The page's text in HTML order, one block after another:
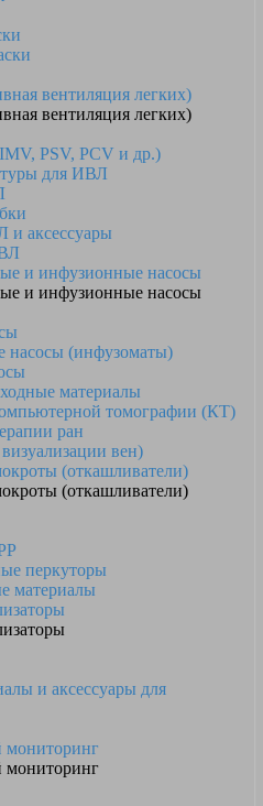
вентиляция легких)
вентиляция легких)
PSV, PCV и др.)
для ИВЛ
аксессуары
и инфузионные насосы
и инфузионные насосы
насосы (инфузоматы)
материалы
томографии (КТ)
ран
вен)
(откашливатели)
(откашливатели)
перкуторы
материалы
и аксессуары для
мониторинг
мониторинг